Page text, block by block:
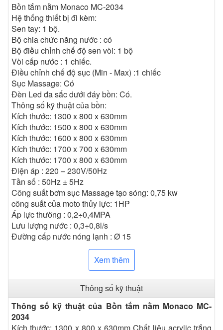
Bồn tắm nằm Monaco MC-2034
Hệ thống thiết bị đi kèm:
Sen tay: 1 bộ.
Bộ chia chức năng nước : có
Bộ điều chỉnh chế độ sen vòi: 1 bộ
Vòi cấp nước : 1 chiếc.
Điều chỉnh chế độ sục (Min - Max) :1 chiếc
Sục Massage: Có
Đèn Led đa sắc dưới đáy bồn: Có.
Thông số kỹ thuật của bồn:
Kích thước: 1300 x 800 x 630mm
Kích thước: 1500 x 800 x 630mm
Kích thước: 1600 x 800 x 630mm
Kích thước: 1700 x 700 x 630mm
Kích thước: 1700 x 800 x 630mm
Điện áp : 220 – 230V/50Hz
Tần số : 50Hz ± 5Hz
Công suất bơm sục Massage tạo sóng: 0,75 kw
công suất của moto thủy lực: 1HP
Áp lực thường : 0,2÷0,4MPA
Lưu lượng nước : 0,3÷0,8l/s
Đường cấp nước nóng lạnh : Ø 15
Xem thêm
Thông số kỹ thuật
Thông số kỹ thuật của Bồn tắm nằm Monaco MC-
2034